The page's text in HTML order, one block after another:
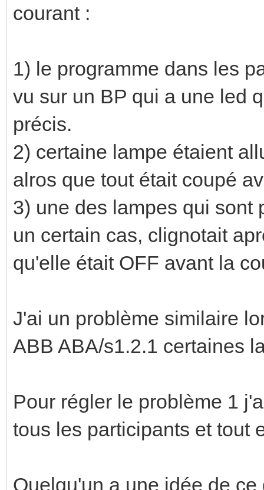
courant :
1) le programme dans les
vu sur un BP qui a une led
précis.
2) certaine lampe étaient
alros que tout était coupé
3) une des lampes qui sont
un certain cas, clignotait
qu'elle était OFF avant la
J'ai un problème similaire
ABB ABA/s1.2.1 certaines
Pour régler le problème 1
tous les participants et tout
Quelqu'un a une idée de